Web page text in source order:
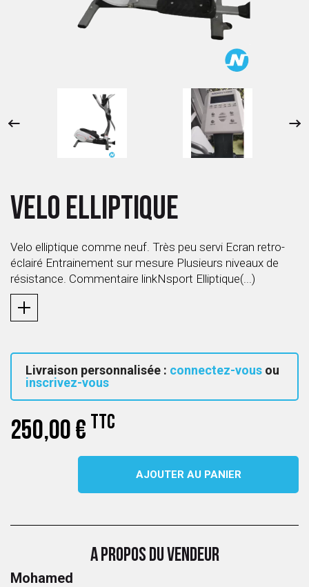
VELO ELLIPTIQUE
Velo elliptique comme neuf. Très peu servi Ecran retro-
éclairé Entrainement sur mesure Plusieurs niveaux de
résistance. Commentaire linkNsport Elliptique(...)
Livraison personnalisée : connectez-vous ou
inscrivez-vous
250,00 € TTC
AJOUTER AU PANIER
A PROPOS DU VENDEUR
Mohamed